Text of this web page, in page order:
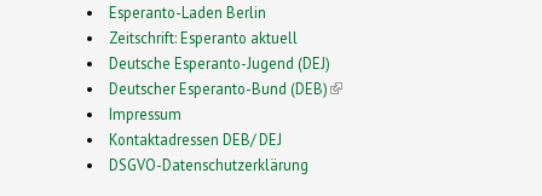
Esperanto-Laden Berlin
Zeitschrift: Esperanto aktuell
Deutsche Esperanto-Jugend (DEJ)
Deutscher Esperanto-Bund (DEB)(link is external)
Impressum
Kontaktadressen DEB/ DEJ
DSGVO-Datenschutzerklärung